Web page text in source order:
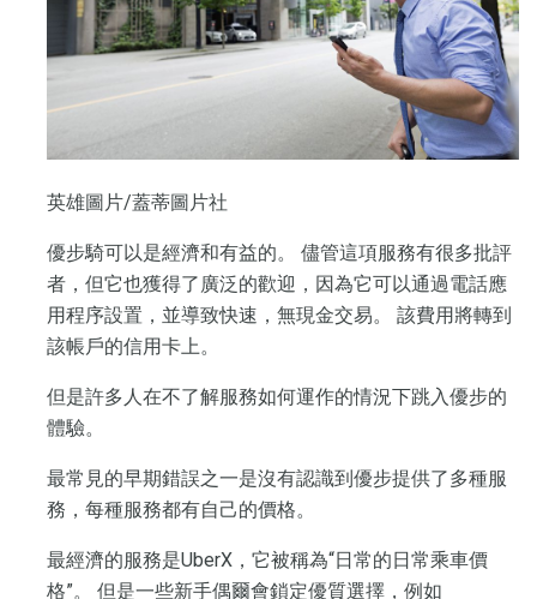
英雄圖片/蓋蒂圖片社
優步騎可以是經濟和有益的。 儘管這項服務有很多批評
者，但它也獲得了廣泛的歡迎，因為它可以通過電話應
用程序設置，並導致快速，無現金交易。 該費用將轉到
該帳戶的信用卡上。
但是許多人在不了解服務如何運作的情況下跳入優步的
體驗。
最常見的早期錯誤之一是沒有認識到優步提供了多種服
務，每種服務都有自己的價格。
最經濟的服務是UberX，它被稱為“日常的日常乘車價
格”。 但是一些新手偶爾會鎖定優質選擇，例如